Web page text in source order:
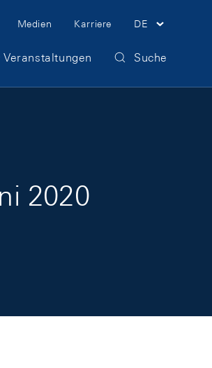
Medien Karriere DE
Suche
2020